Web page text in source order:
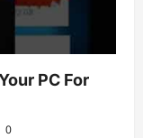
PC For
0